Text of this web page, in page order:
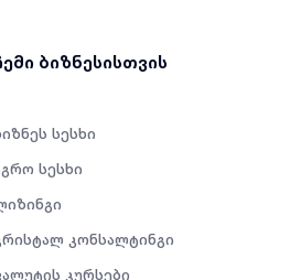
ბიზნესისთვის
სესხი
სესხი
კონსალტინგი
კურსები